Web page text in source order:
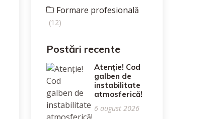
Formare profesională
(12)
Postări recente
Atenție! Cod
galben de
instabilitate
atmosferică!
6 august 2026